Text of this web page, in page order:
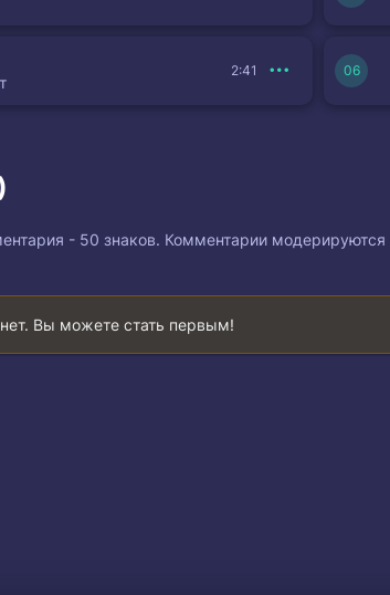
2:41
- 50 знаков. Комментарии модерируются
Вы можете стать первым!